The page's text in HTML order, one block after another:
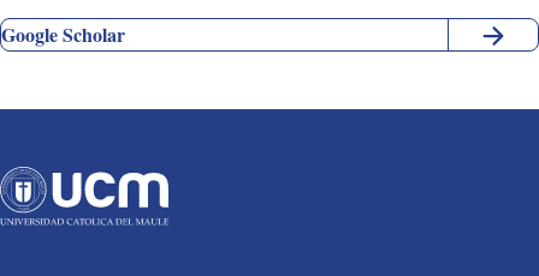
Google Scholar